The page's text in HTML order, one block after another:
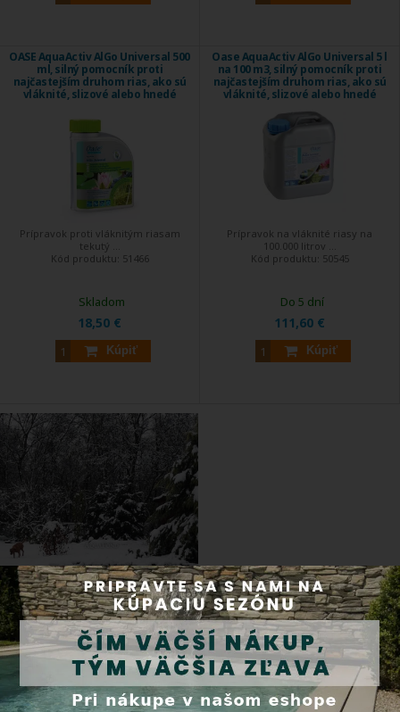
OASE AquaActiv AlGo Universal 500
ml, silný pomocník proti
najčastejším druhom rias, ako sú
vláknité, slizové alebo hnedé
Prípravok proti vláknitým riasam
tekutý ...
Kód produktu: 51466
18,50 €
Kúpiť
Skladom
Oase AquaActiv AlGo Universal 5 l
na 100 m3, silný pomocník proti
najčastejším druhom rias, ako sú
vláknité, slizové alebo hnedé
Prípravok na vláknité riasy na
100.000 litrov ...
Kód produktu: 50545
111,60 €
Kúpiť
Do 5 dní